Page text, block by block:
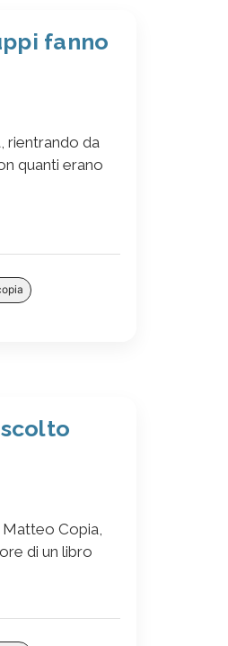
fanno
rientrando da
quanti erano
Copia,
di un libro